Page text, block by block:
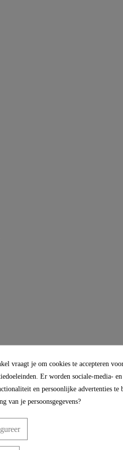
vraagt je om cookies te accepteren
Er worden sociale-media-
en persoonlijke advertenties te
van je persoonsgegevens?